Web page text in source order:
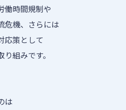
働時間規制や
危機、さらには
応策として
組みです。
は